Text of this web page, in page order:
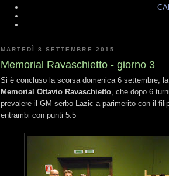
MARTEDÌ 8 SETTEMBRE 2015
Memorial Ravaschietto - giorno 3
Si è concluso la scorsa domenica 6 settembre,
Memorial Ottavio Ravaschietto , che dopo 6
prevalere il GM serbo Lazic a parimerito con il
entrambi con punti 5.5